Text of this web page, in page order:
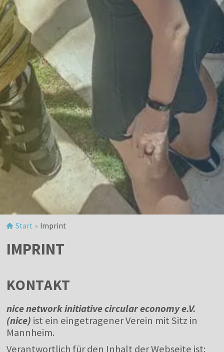
Start » Imprint
IMPRINT
KONTAKT
nice network initiative circular economy e.V.
(nice) ist ein eingetragener Verein mit Sitz in
Mannheim.
Verantwortlich für den Inhalt der Webseite ist: